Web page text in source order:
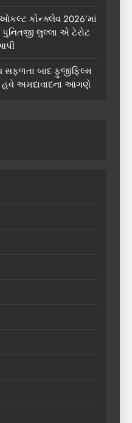
કોન્ક્લેવ 2026’માં
લુલ્લા એ ટેરોટ
બાદ ફુજીફિલ્મ
હવે અમદાવાદના આંગણે